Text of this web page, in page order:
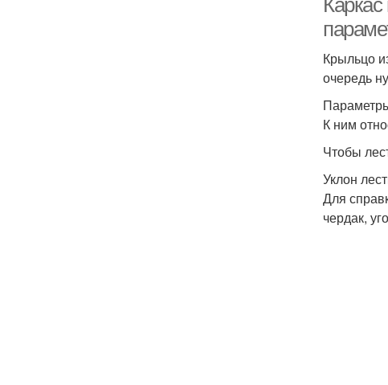
Крыльцо
очередь
К ним
Чтобы
Уклон
Для
чердак,